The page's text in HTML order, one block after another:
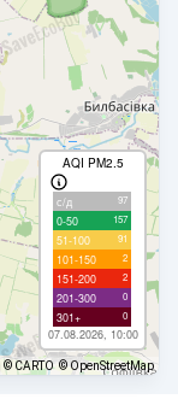
AQI PM2.5
с/д 97
0-50 157
51-100 91
101-150 2
151-200 2
201-300 0
301+ 0
07.08.2026, 10:00
© CARTO © OpenStreetMap